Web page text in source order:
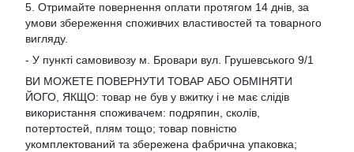
5. Отримайте повернення оплати протягом 14 днів, за
умови збереження споживчих властивостей та товарного
вигляду.
- У пункті самовивозу м. Бровари вул. Грушевського 9/1
ВИ МОЖЕТЕ ПОВЕРНУТИ ТОВАР АБО ОБМІНЯТИ
ЙОГО, ЯКЩО: товар не був у вжитку і не має слідів
використання споживачем: подряпин, сколів,
потертостей, плям тощо; товар повністю
укомплектований та збережена фабрична упаковка;